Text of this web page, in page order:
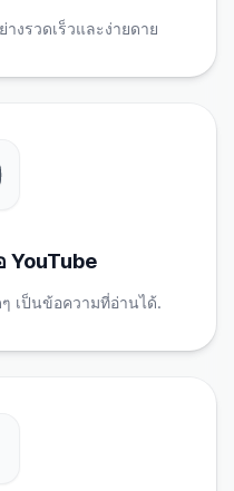
งรวดเร็วและง่ายดาย
YouTube
เป็นข้อความที่อ่านได้.